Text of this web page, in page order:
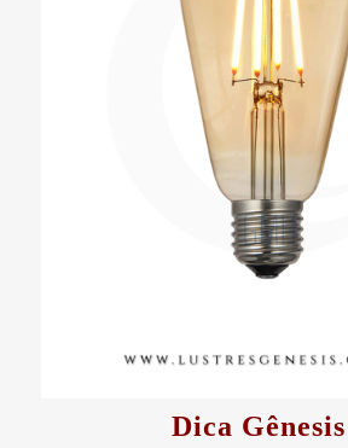
Dica Gênesis